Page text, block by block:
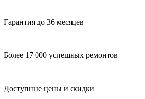
Гарантия до 36 месяцев
Более 17 000 успешных ремонтов
Доступные цены и скидки